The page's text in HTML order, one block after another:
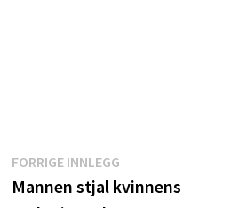
Innleggsnavigasjon
FORRIGE INNLEGGForrige
innlegg:
Mannen stjal kvinnens